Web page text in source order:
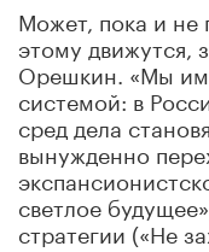
Может, пока и не
этому движутся,
Орешкин. «Мы
системой: в
сред дела
вынужденно
светлое
стратегии («Не